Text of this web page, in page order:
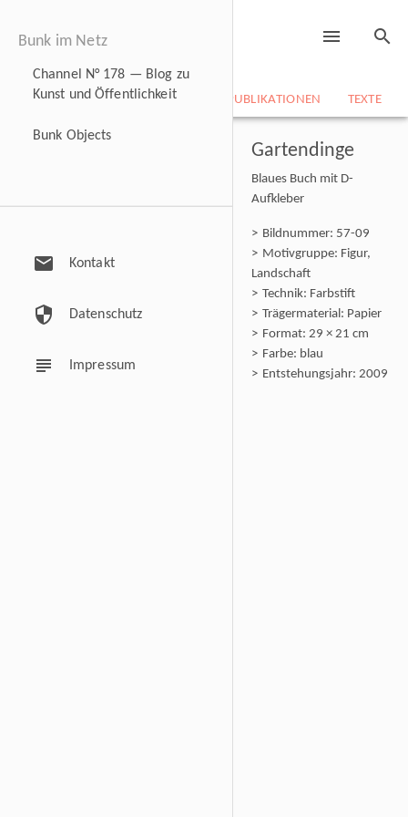
NEWS BILDARCHIV PUBLIKATIONEN TEXTE
menu search
Bunk im Netz
Channel N° 178 — Blog zu
Kunst und Öffentlichkeit
Bunk Objects
mail Kontakt
security Datenschutz
subject Impressum
Gartendinge
Blaues Buch mit D-
Aufkleber
Bildnummer: 57-09
Motivgruppe: Figur,
Landschaft
Technik: Farbstift
Trägermaterial: Papier
Format: 29 × 21 cm
Farbe: blau
Entstehungsjahr: 2009